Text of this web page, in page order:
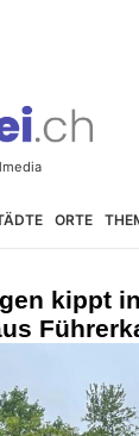
ORTE
kippt